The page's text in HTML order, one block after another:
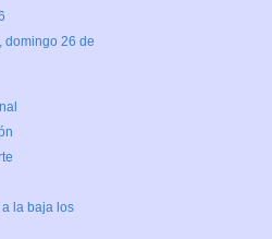
domingo 26 de
la baja los